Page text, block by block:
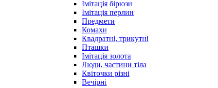
Імітація бірюзи
Імітація перлин
Предмети
Комахи
Квадратні, трикутні
Пташки
Імітація золота
Люди, частини тіла
Квіточки різні
Вечірні